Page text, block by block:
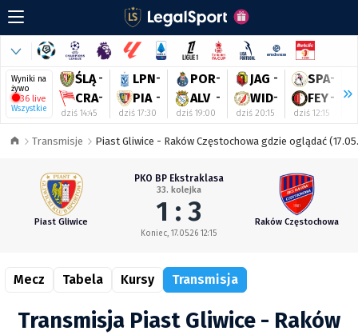
Wyniki na
żywo
36 live
Wszystkie
ŚLĄ -
CRA-
dziś 14:45
LPN-
PIA -
dziś 17:30
POR-
ALV -
dziś 19:00
JAG -
WID-
dziś 20:15
SPA-
FEY-
dziś 12:15
Transmisje Piast Gliwice - Raków Częstochowa gdzie oglądać
Piast Gliwice
PKO BP Ekstraklasa
33. kolejka
1 : 3
Koniec, 17.05.26 12:15
Raków Częstochowa
Mecz Tabela Kursy Transmisja
Transmisja Piast Gliwice - Raków